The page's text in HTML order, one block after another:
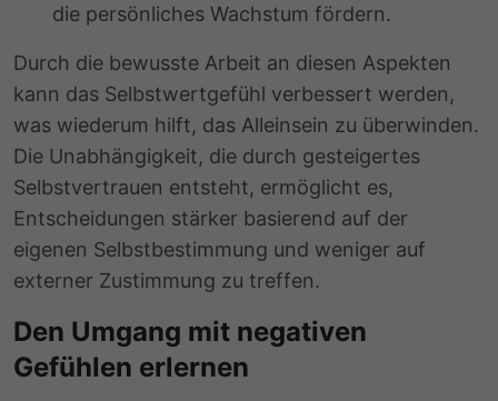
die persönliches Wachstum fördern.
Durch die bewusste Arbeit an diesen Aspekten
kann das Selbstwertgefühl verbessert werden,
was wiederum hilft, das Alleinsein zu überwinden.
Die Unabhängigkeit, die durch gesteigertes
Selbstvertrauen entsteht, ermöglicht es,
Entscheidungen stärker basierend auf der
eigenen Selbstbestimmung und weniger auf
externer Zustimmung zu treffen.
Den Umgang mit negativen
Gefühlen erlernen